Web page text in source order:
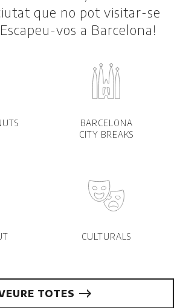
que no pot visitar-se
vos a Barcelona!
BARCELONA
CITY BREAKS
CULTURALS
TOTES